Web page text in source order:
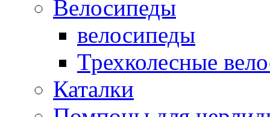
Велосипеды
велосипеды
Трехколесные
Каталки